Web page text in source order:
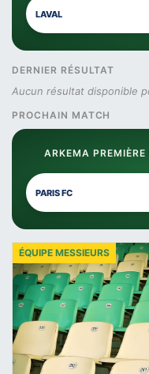
LAVAL
DERNIER RÉSULTAT
Aucun résultat disponible
PROCHAIN MATCH
ARKEMA
PARIS FC
ÉQUIPE MESSIEURS